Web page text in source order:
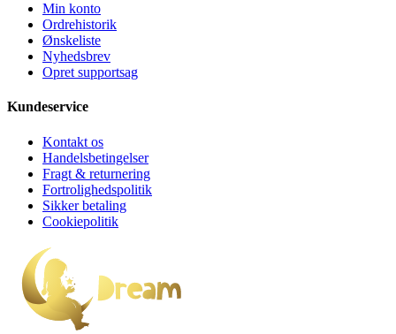
Min konto
Ordrehistorik
Ønskeliste
Nyhedsbrev
Opret supportsag
Kundeservice
Kontakt os
Handelsbetingelser
Fragt & returnering
Fortrolighedspolitik
Sikker betaling
Cookiepolitik